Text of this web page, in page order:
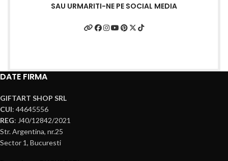
SAU URMARITI-NE PE SOCIAL MEDIA
DATE FIRMA
GIFTART SHOP SRL
CUI: 44645556
REG: J40/12842/2021
Str. Argentina, nr.25
Sector 1, Bucuresti